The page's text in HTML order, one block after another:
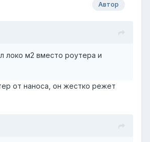
Автор
локо м2 вместо роутера и
от наноса, он жестко режет